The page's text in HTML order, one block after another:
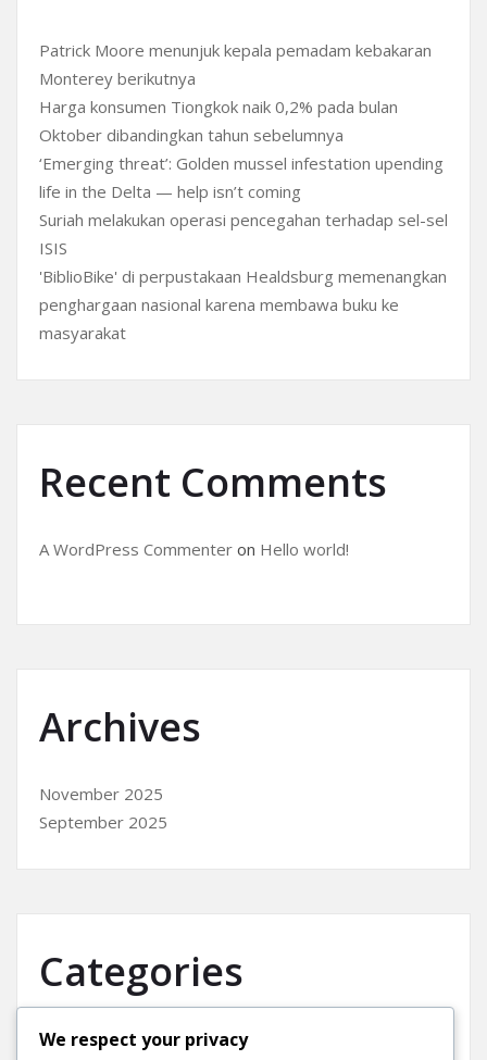
Patrick Moore menunjuk kepala pemadam kebakaran
Monterey berikutnya
Harga konsumen Tiongkok naik 0,2% pada bulan
Oktober dibandingkan tahun sebelumnya
‘Emerging threat’: Golden mussel infestation upending
life in the Delta — help isn’t coming
Suriah melakukan operasi pencegahan terhadap sel-sel
ISIS
'BiblioBike' di perpustakaan Healdsburg memenangkan
penghargaan nasional karena membawa buku ke
masyarakat
Recent Comments
A WordPress Commenter on Hello world!
Archives
November 2025
September 2025
Categories
Uncategorized
We respect your privacy